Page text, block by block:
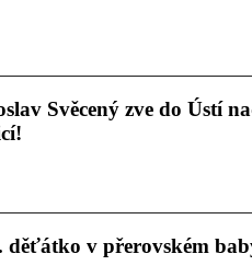
Svěcený zve do Ústí
děťátko v přerovském